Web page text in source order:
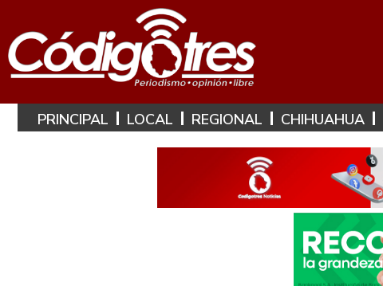
PRINCIPAL LOCAL REGIONAL CHIHUAHUA